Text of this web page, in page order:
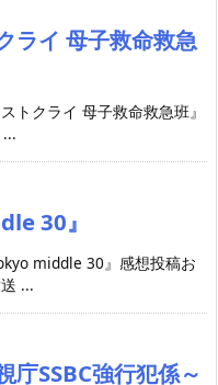
ライ 母子救命救急
トクライ 母子救命救急班』
30』
middle 30』感想投稿お
...
庁SSBC強行犯係～